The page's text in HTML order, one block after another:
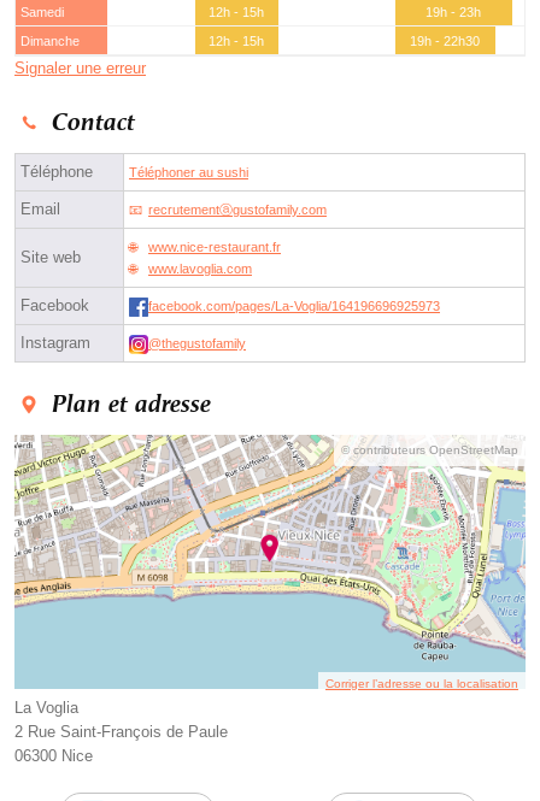
Samedi
12h - 15h
19h - 23h
Dimanche
12h - 15h 19h - 22h30
Signaler une erreur
Contact
Téléphone Téléphoner au sushi
Email recrutementⓐgustofamily.com
Site web
www.nice-restaurant.fr
www.lavoglia.com
Facebook facebook.com/pages/La-Voglia/164196696925973
Instagram @thegustofamily
Plan et adresse
© contributeurs OpenStreetMap
Corriger l’adresse ou la localisation
La Voglia
2 Rue Saint-François de Paule
06300 Nice